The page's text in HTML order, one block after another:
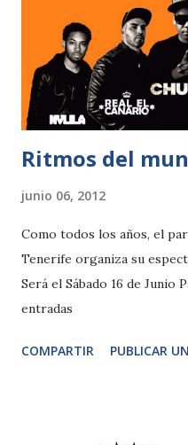
Ritmos del
junio 06, 2012
Como todos los años, el
Tenerife organiza su
Será el Sábado 16 de Junio
entradas
COMPARTIR PUBLICAR